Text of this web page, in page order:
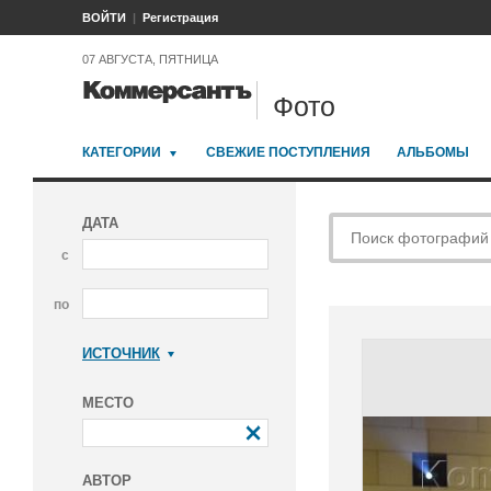
ВОЙТИ Регистрация
07 АВГУСТА, ПЯТНИЦА
Фото
КАТЕГОРИИ СВЕЖИЕ ПОСТУПЛЕНИЯ АЛЬБОМЫ
ДАТА
с
по
ИСТОЧНИК
МЕСТО
АВТОР